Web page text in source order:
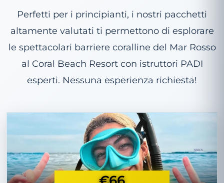
Perfetti per i principianti, i nostri pacchetti
altamente valutati ti permettono di esplorare
le spettacolari barriere coralline del Mar Rosso
al Coral Beach Resort con istruttori PADI
esperti. Nessuna esperienza richiesta!